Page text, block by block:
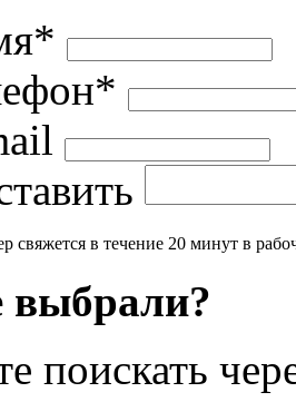
свяжется в течение 20 минут в
выбрали?
поискать